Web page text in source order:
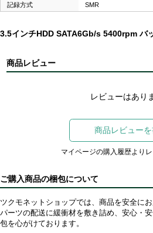
記録方式
SMR
3.5インチHDD SATA6Gb/s 5400rpm バ
商品レビュー
レビューはあり
商品レビューを
マイページの購入履歴より
ご購入商品の梱包について
ツクモネットショップでは、商品を安全に
パーツの配送に緩衝材を敷き詰め、安心・
包を心がけております。